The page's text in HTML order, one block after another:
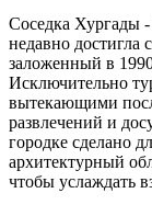
Соседка Хургады -
недавно достигла
заложенный в
Исключительно
вытекающими
развлечений и
городке сделано
архитектурный
чтобы услаждать